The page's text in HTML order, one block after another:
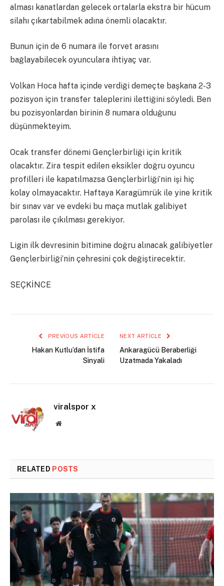
alması kanatlardan gelecek ortalarla ekstra bir hücum
silahı çıkartabilmek adına önemli olacaktır.
Bunun için de 6 numara ile forvet arasını
bağlayabilecek oyunculara ihtiyaç var.
Volkan Hoca hafta içinde verdiği demeçte başkana 2-3
pozisyon için transfer taleplerini ilettiğini söyledi. Ben
bu pozisyonlardan birinin 8 numara olduğunu
düşünmekteyim.
Ocak transfer dönemi Gençlerbirliği için kritik
olacaktır. Zira tespit edilen eksikler doğru oyuncu
profilleri ile kapatılmazsa Gençlerbirliği’nin işi hiç
kolay olmayacaktır. Haftaya Karagümrük ile yine kritik
bir sınav var ve evdeki bu maça mutlak galibiyet
parolası ile çıkılması gerekiyor.
Ligin ilk devresinin bitimine doğru alınacak galibiyetler
Gençlerbirliği’nin çehresini çok değiştirecektir.
SEÇKİNCE
PREVIOUS ARTICLE
Hakan Kutlu’dan İstifa
Sinyali
NEXT ARTICLE
Ankaragücü Beraberliği
Uzatmada Yakaladı
viralspor x
Website
RELATED POSTS